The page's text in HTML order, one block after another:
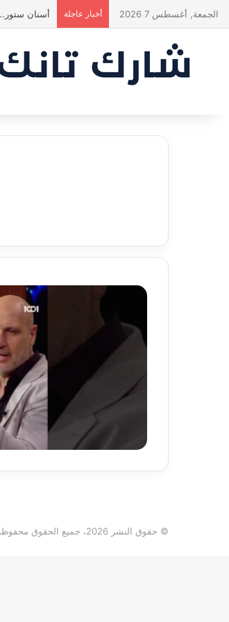
الجمعة, أغسطس 7 2026 أخبار عاجلة أسنان
© حقوق النشر 2026، جميع الحقوق محفوظة |